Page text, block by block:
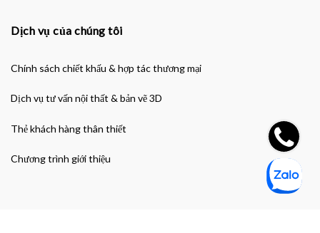
Dịch vụ của chúng tôi
Chính sách chiết khấu & hợp tác thương mại
Dịch vụ tư vấn nội thất & bản vẽ 3D
Thẻ khách hàng thân thiết
Chương trình giới thiệu